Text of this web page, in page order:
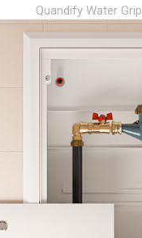
Quandify Water Grip